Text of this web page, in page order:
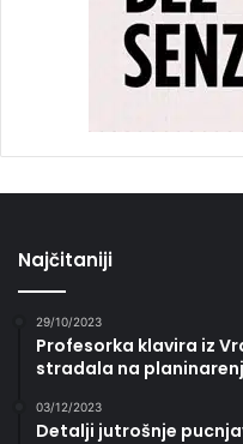
Najčitaniji
29/10/2023
Profesorka klavira iz
stradala na
03/12/2023
Detalji jutrošnje